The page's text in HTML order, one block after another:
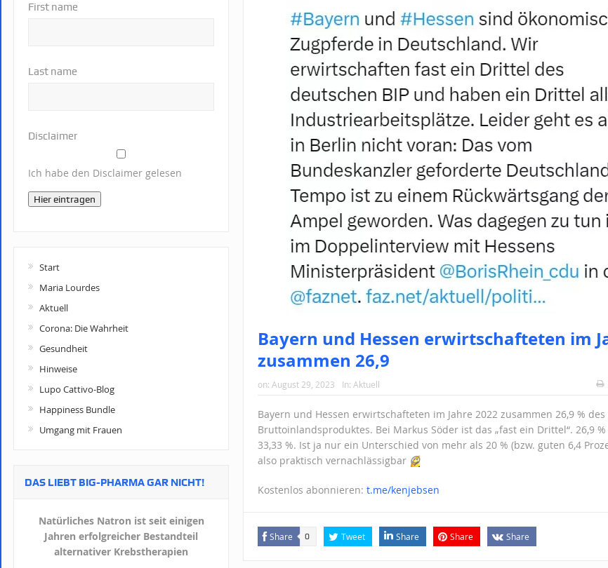
Bayern und Hessen erwirtschafteten im
zusammen 26,9
on: August 29, 2023 In: Aktuell
Bayern und Hessen erwirtschafteten im Jahre 2022 zusammen 26,9 %
Bruttoinlandsproduktes. Bei Markus Söder ist das „fast ein Drittel“. 26,9
33,33 %. Ist ja nur ein Unterschied von mehr als 20 % (bzw. guten 6,4
also praktisch vernachlässigbar 😉
Kostenlos abonnieren: t.me/kenjebsen
Share 0 Tweet Share Share Share
First name
Last name
Disclaimer
Ich habe den Disclaimer gelesen
Hier eintragen
Start
Maria Lourdes
Aktuell
Corona: Die Wahrheit
Gesundheit
Hinweise
Lupo Cattivo-Blog
Happiness Bundle
Umgang mit Frauen
DAS LIEBT BIG-PHARMA GAR NICHT!
Natürliches Natron ist seit einigen
Jahren erfolgreicher Bestandteil
alternativer Krebstherapien